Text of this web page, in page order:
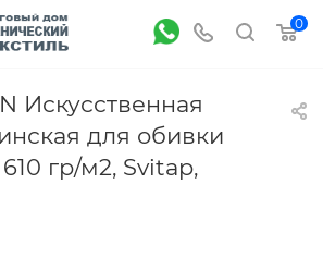
0
Искусственная
для обивки
гр/м2, Svitap,